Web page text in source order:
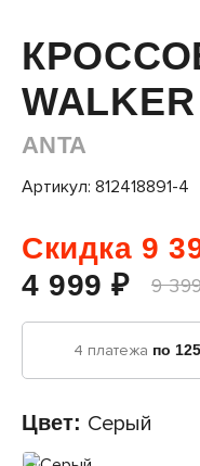
WALKER
ANTA
Артикул: 812418891-4
Скидка 9
4 999 ₽
9
4 платежа по
Цвет: Серый